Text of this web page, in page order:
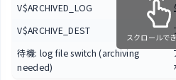
V$ARCHIVED_LOG
V$ARCHIVE_DEST
待機: log file switch (archiving
needed)
スクロールで